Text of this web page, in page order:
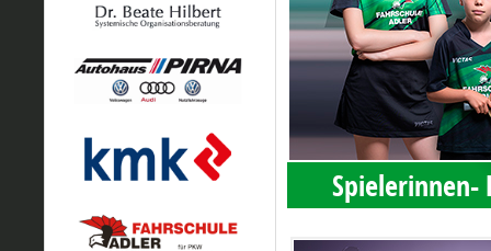
Spielerinnen-